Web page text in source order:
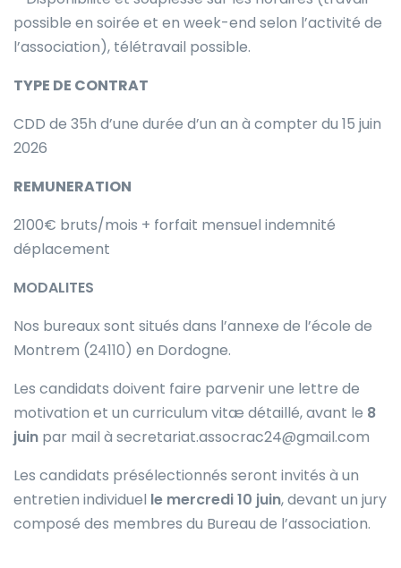
possible en soirée et en week-end selon l’activité de
l’association), télétravail possible.
TYPE DE CONTRAT
CDD de 35h d’une durée d’un an à compter du 15 juin
2026
REMUNERATION
2100€ bruts/mois + forfait mensuel indemnité
déplacement
MODALITES
Nos bureaux sont situés dans l’annexe de l’école de
Montrem (24110) en Dordogne.
Les candidats doivent faire parvenir une lettre de
motivation et un curriculum vitæ détaillé, avant le 8
juin par mail à secretariat.assocrac24@gmail.com
Les candidats présélectionnés seront invités à un
entretien individuel le mercredi 10 juin, devant un jury
composé des membres du Bureau de l’association.